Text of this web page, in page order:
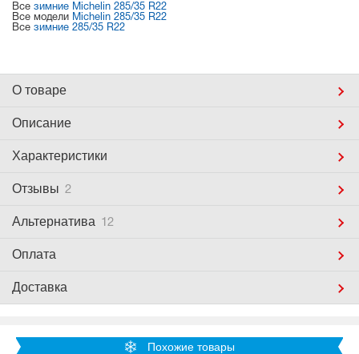
Все зимние Michelin 285/35 R22
Все модели Michelin 285/35 R22
Все зимние 285/35 R22
О товаре
Описание
Характеристики
Отзывы 2
Альтернатива 12
Оплата
Доставка
Похожие товары